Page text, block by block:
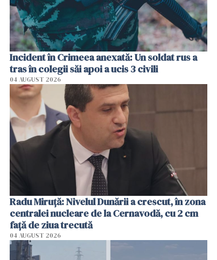
Incident în Crimeea anexată: Un soldat rus a
tras în colegii săi apoi a ucis 3 civili
04 AUGUST 2026
Radu Miruţă: Nivelul Dunării a crescut, în zona
centralei nucleare de la Cernavodă, cu 2 cm
faţă de ziua trecută
04 AUGUST 2026